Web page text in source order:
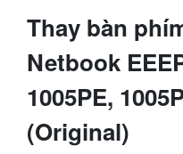
Thay bàn
Netbook
1005PE,
(Original)